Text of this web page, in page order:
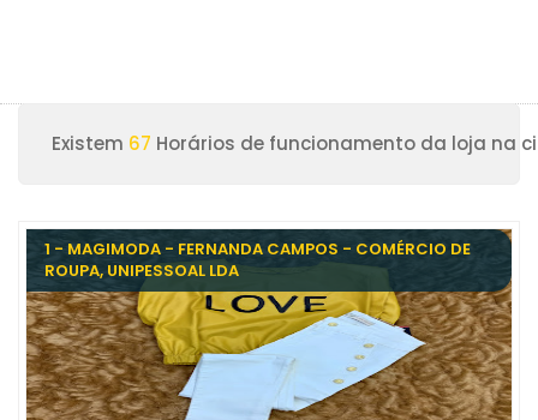
Existem 67 Horários de funcionamento da loja na
1 - MAGIMODA - FERNANDA CAMPOS - COMÉRCIO DE
ROUPA, UNIPESSOAL LDA